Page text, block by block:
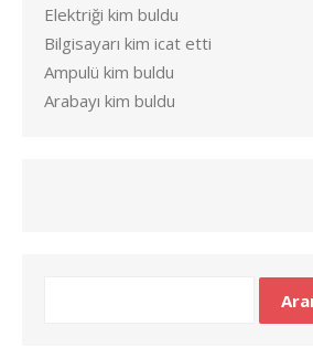
Elektriği kim buldu
Bilgisayarı kim icat etti
Ampulü kim buldu
Arabayı kim buldu